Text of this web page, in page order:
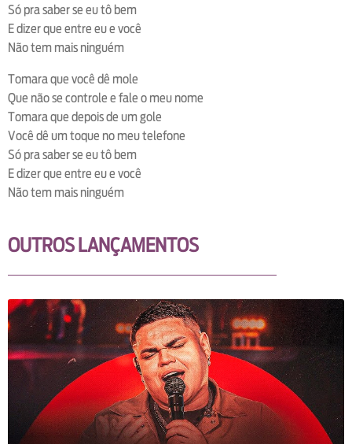
Só pra saber se eu tô bem
E dizer que entre eu e você
Não tem mais ninguém
Tomara que você dê mole
Que não se controle e fale o meu nome
Tomara que depois de um gole
Você dê um toque no meu telefone
Só pra saber se eu tô bem
E dizer que entre eu e você
Não tem mais ninguém
OUTROS LANÇAMENTOS